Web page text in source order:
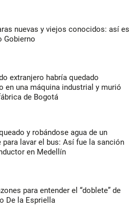
nuevas y viejos conocidos: así es
Gobierno
extranjero habría quedado
en una máquina industrial y murió
de Bogotá
y robándose agua de un
para lavar el bus: Así fue la sanción
en Medellín
para entender el “doblete” de
De la Espriella